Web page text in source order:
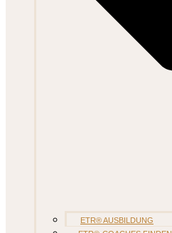
ETR® AUSBILDUNG